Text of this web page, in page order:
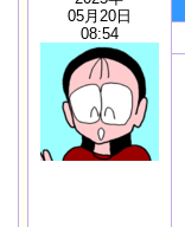
05月20日
08:54